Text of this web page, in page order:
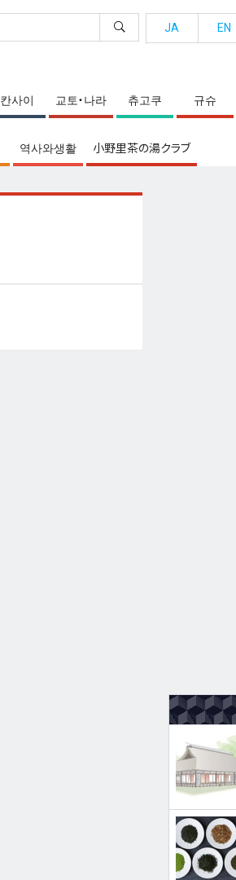
칸사이 교토・나라 츄고쿠 규슈
역사와생활 小野里茶の湯クラブ
JA EN